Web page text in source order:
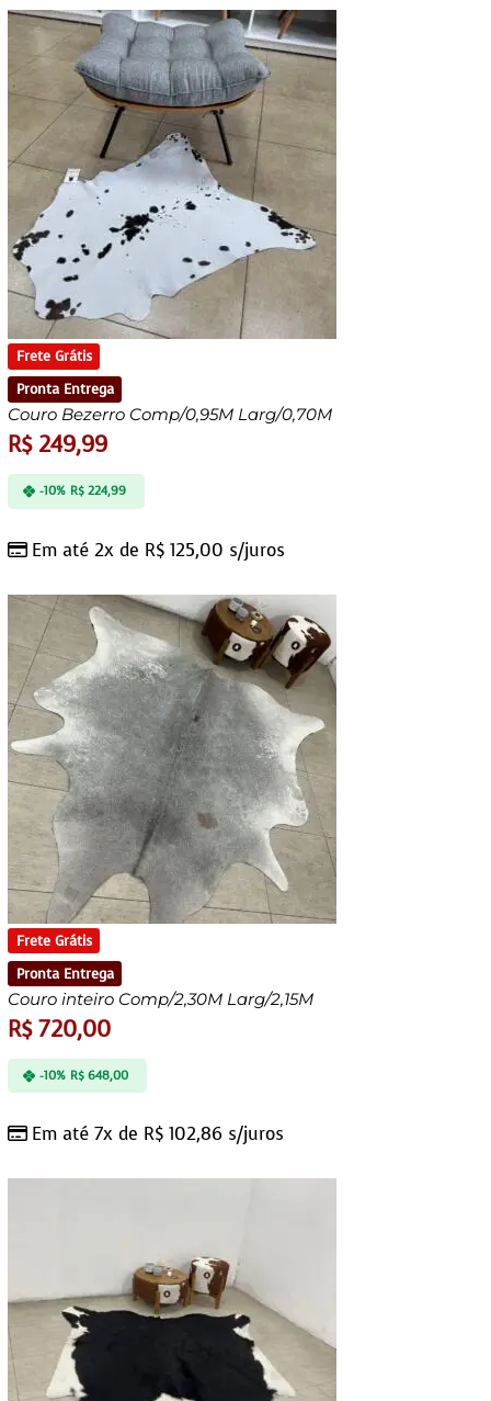
Frete Grátis
Pronta Entrega
Couro Bezerro Comp/0,95M Larg/0,70M
R$249,99
Em até 2x de R$ 125,00 s/juros
-10% R$224,99
Frete Grátis
Pronta Entrega
Couro inteiro Comp/2,30M Larg/2,15M
R$720,00
Em até 7x de R$ 102,86 s/juros
-10% R$648,00